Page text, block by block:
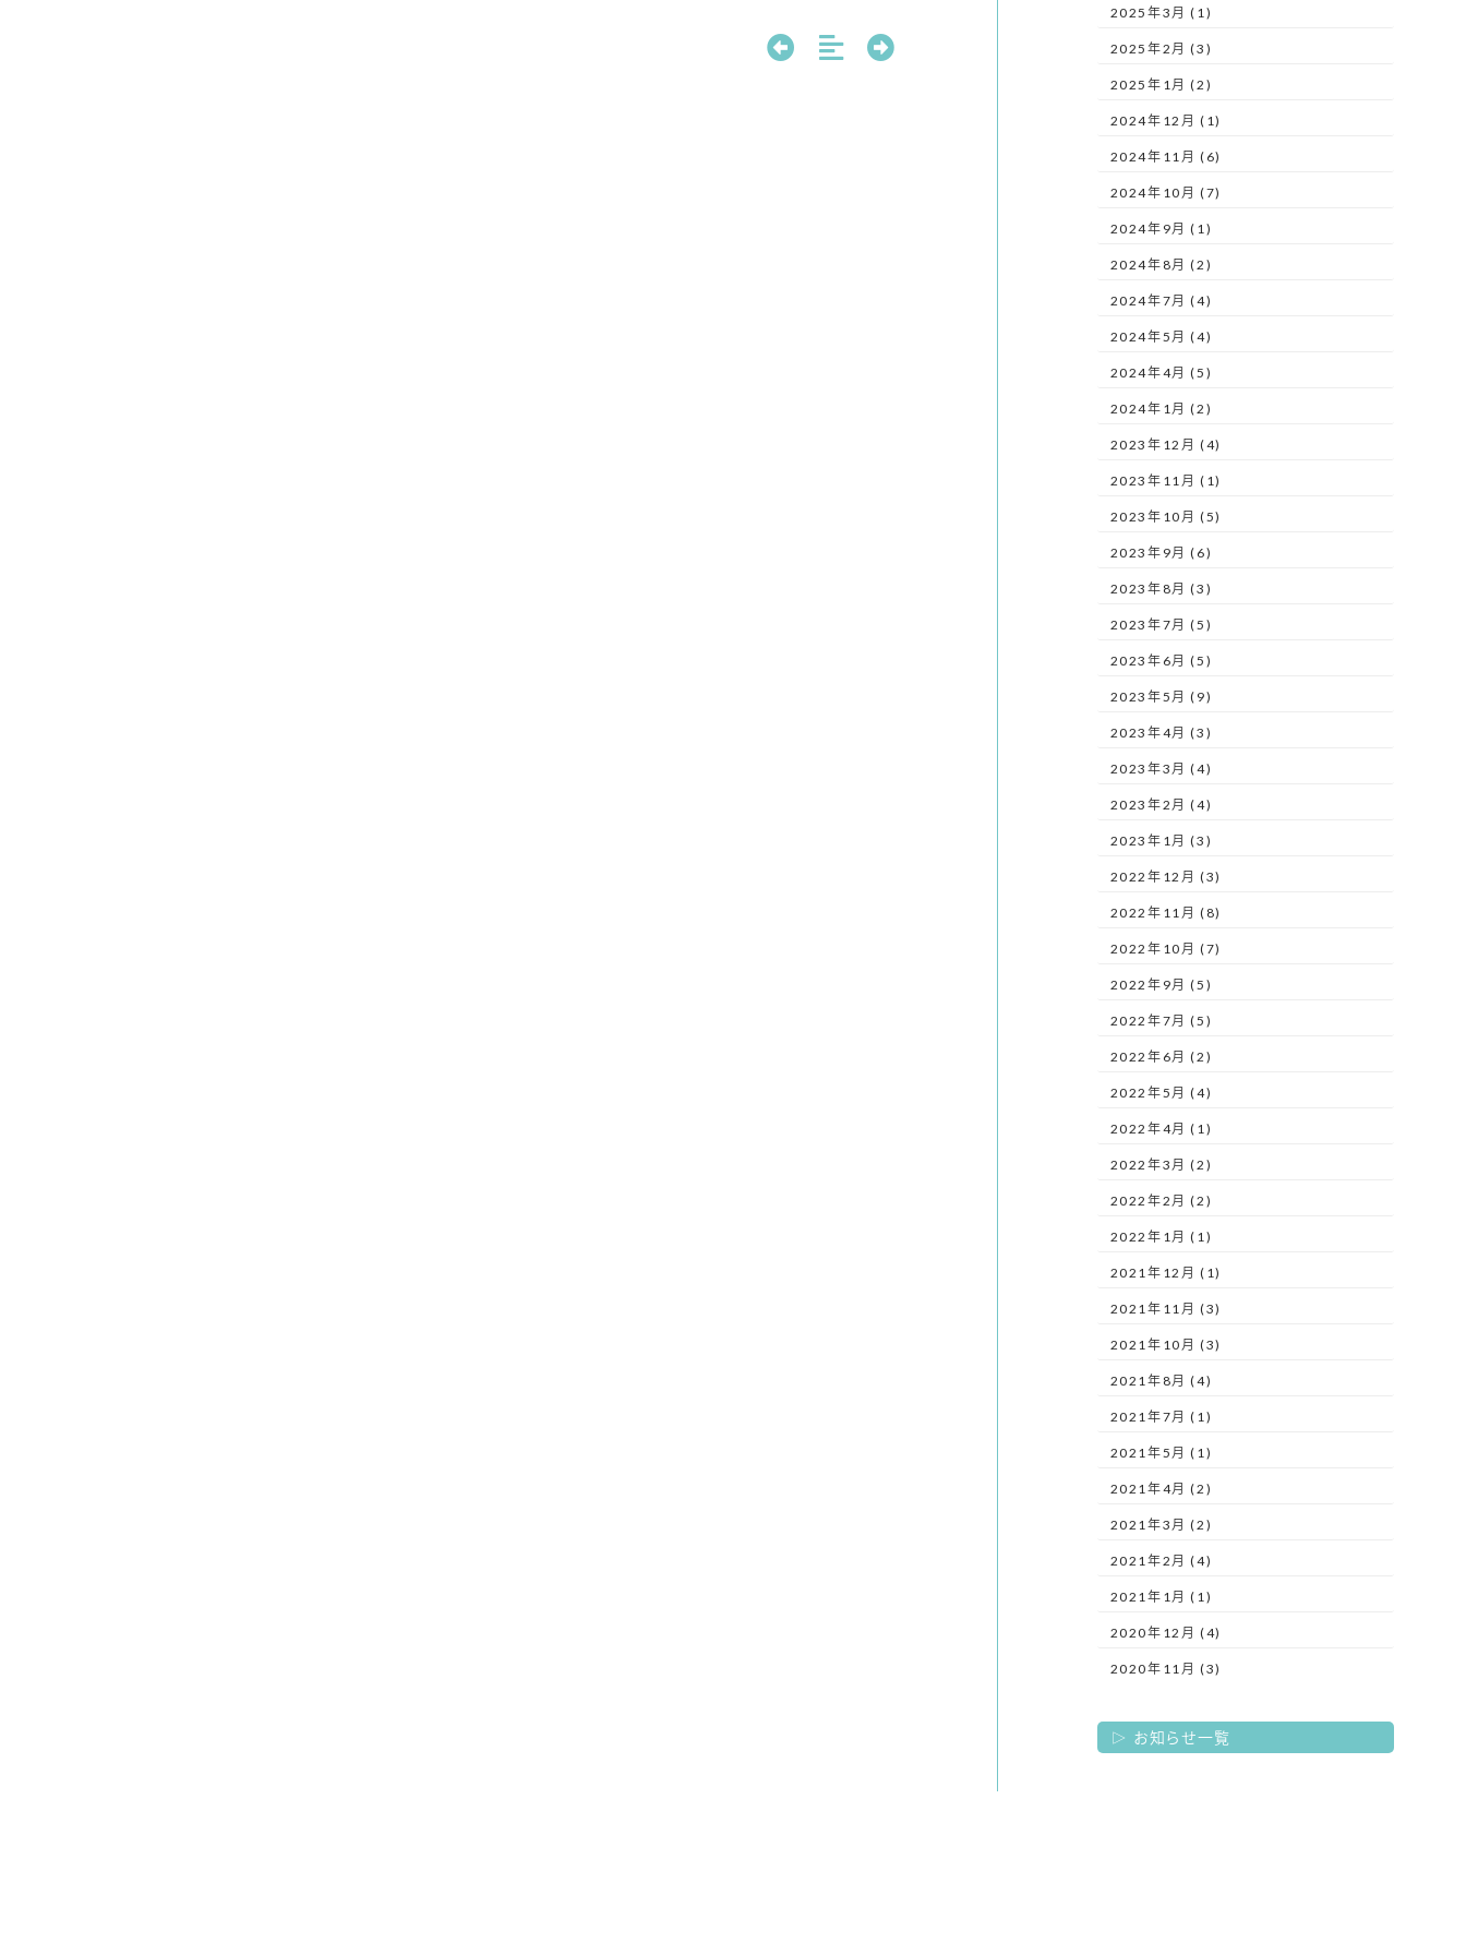
2025年3月 (1)
2025年2月 (3)
2025年1月 (2)
2024年12月 (1)
2024年11月 (6)
2024年10月 (7)
2024年9月 (1)
2024年8月 (2)
2024年7月 (4)
2024年5月 (4)
2024年4月 (5)
2024年1月 (2)
2023年12月 (4)
2023年11月 (1)
2023年10月 (5)
2023年9月 (6)
2023年8月 (3)
2023年7月 (5)
2023年6月 (5)
2023年5月 (9)
2023年4月 (3)
2023年3月 (4)
2023年2月 (4)
2023年1月 (3)
2022年12月 (3)
2022年11月 (8)
2022年10月 (7)
2022年9月 (5)
2022年7月 (5)
2022年6月 (2)
2022年5月 (4)
2022年4月 (1)
2022年3月 (2)
2022年2月 (2)
2022年1月 (1)
2021年12月 (1)
2021年11月 (3)
2021年10月 (3)
2021年8月 (4)
2021年7月 (1)
2021年5月 (1)
2021年4月 (2)
2021年3月 (2)
2021年2月 (4)
2021年1月 (1)
2020年12月 (4)
2020年11月 (3)
お知らせ一覧